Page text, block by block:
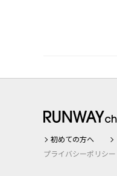
初めての方へ
プライバシーポリシー